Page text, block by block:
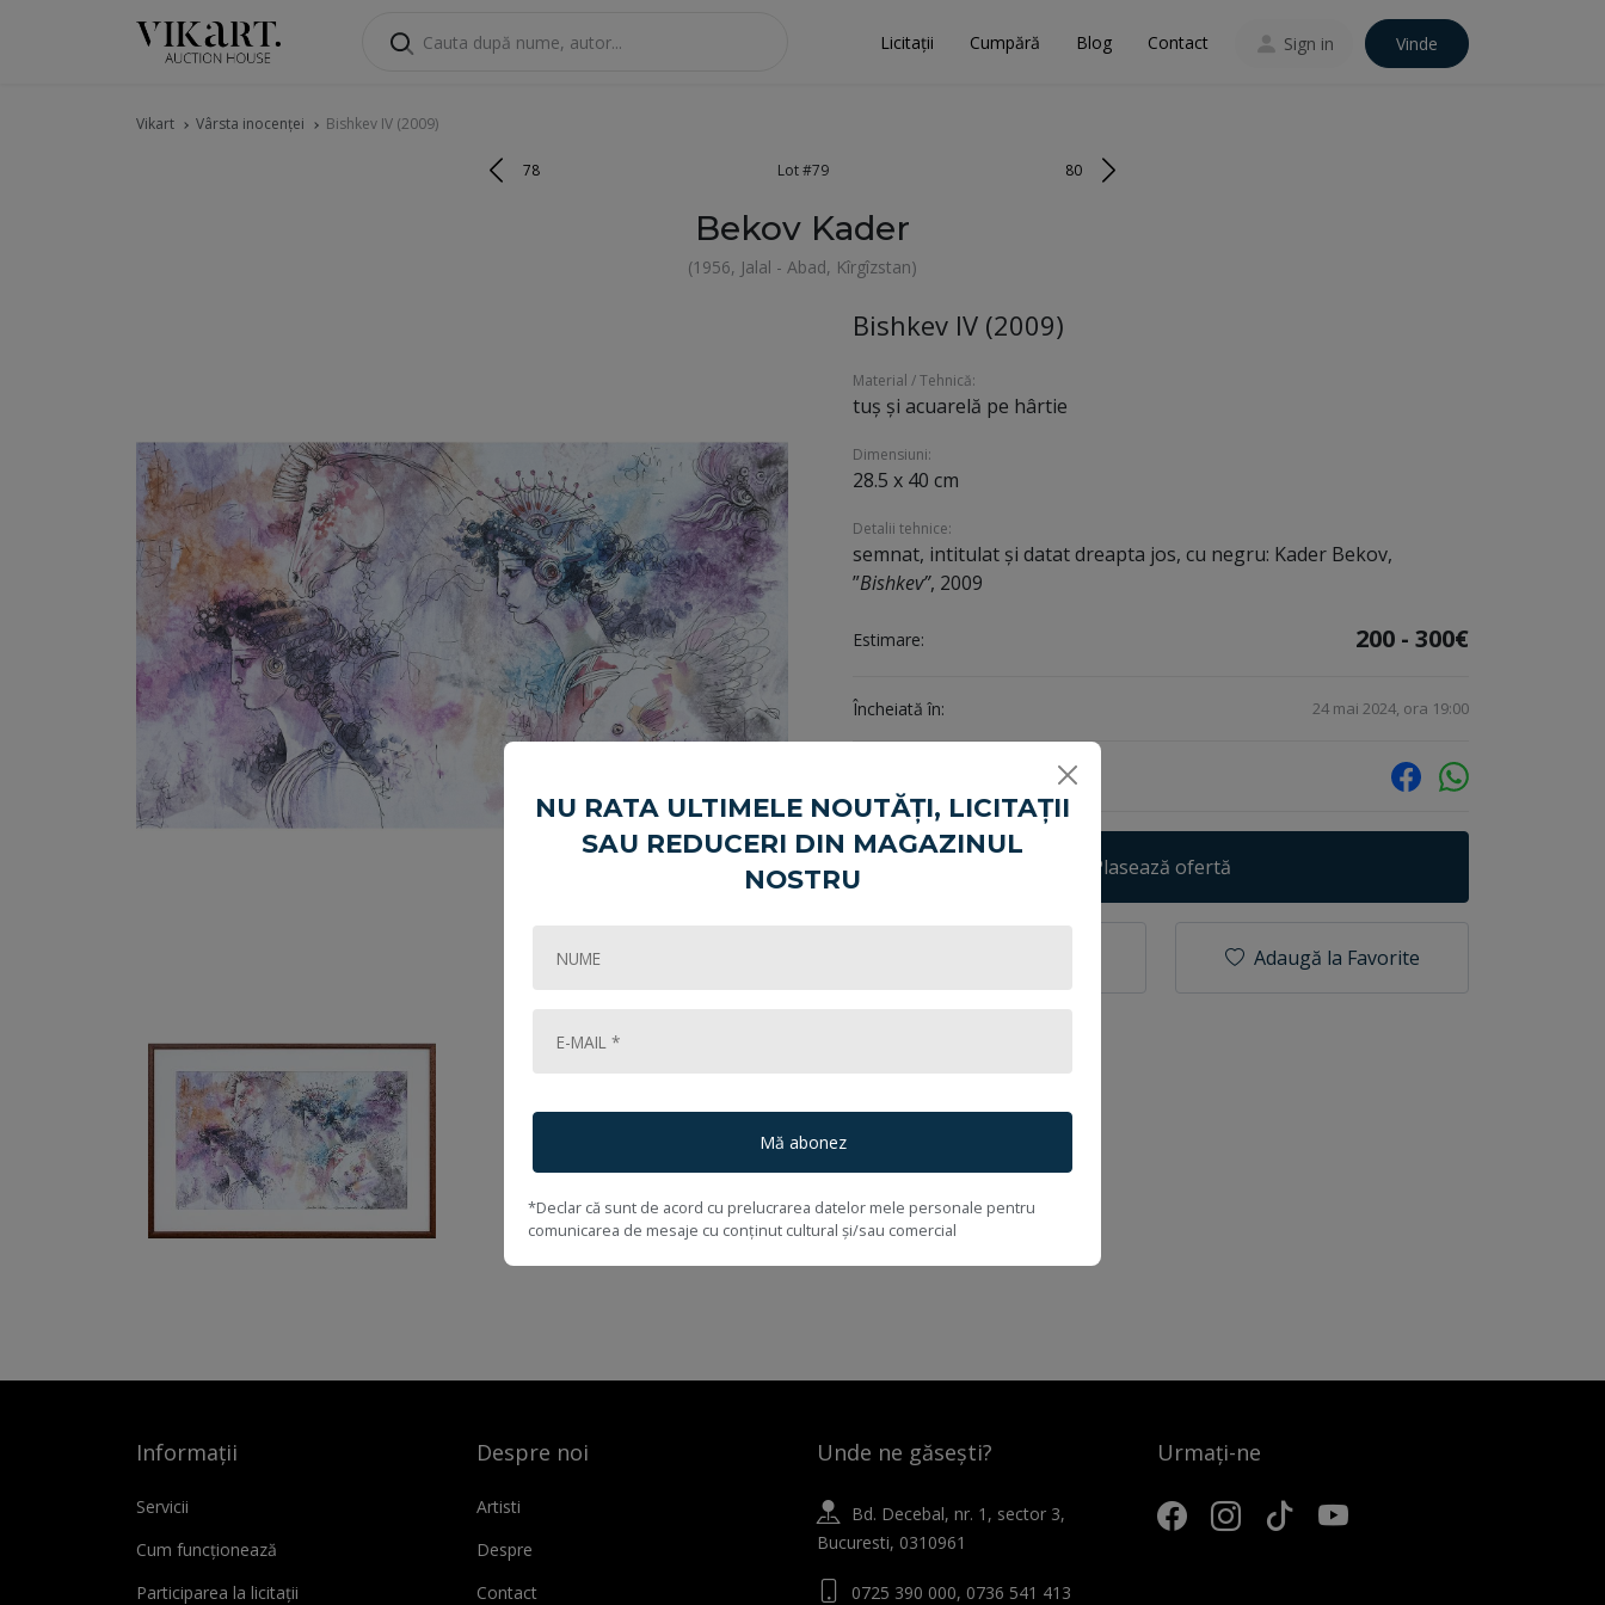
Licitații Cumpără Blog Contact Sign in Vinde
Vikart Vârsta inocenței Bishkev IV (2009)
78 Lot #79 80
Bekov Kader
(1956, Jalal - Abad, Kîrgîzstan)
Bishkev IV (2009)
Material / Tehnică:
tuș și acuarelă pe hârtie
Dimensiuni:
28.5 x 40 cm
Detalii tehnice:
semnat, intitulat și datat dreapta jos, cu negru: Kader Bekov,
”Bishkev”, 2009
Estimare: 200 - 300€
Încheiată în: 24 mai 2024, ora 19:00
Plasează ofertă
Adaugă la Favorite
Informații
Servicii
Cum funcționează
Participarea la licitații
Despre noi
Artisti
Despre
Contact
Unde ne găsești?
Bd. Decebal, nr. 1, sector 3,
Bucuresti, 0310961
0725 390 000, 0736 541 413
Urmați-ne
NU RATA ULTIMELE NOUTĂȚI, LICITAȚII
SAU REDUCERI DIN MAGAZINUL
NOSTRU
Mă abonez
*Declar că sunt de acord cu prelucrarea datelor mele personale pentru
comunicarea de mesaje cu conținut cultural și/sau comercial